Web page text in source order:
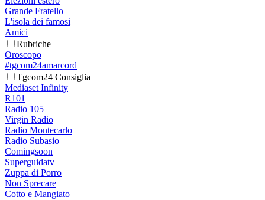
Grande Fratello
L'isola dei famosi
Amici
Rubriche
Oroscopo
#tgcom24amarcord
Tgcom24 Consiglia
Mediaset Infinity
R101
Radio 105
Virgin Radio
Radio Montecarlo
Radio Subasio
Comingsoon
Superguidatv
Zuppa di Porro
Non Sprecare
Cotto e Mangiato